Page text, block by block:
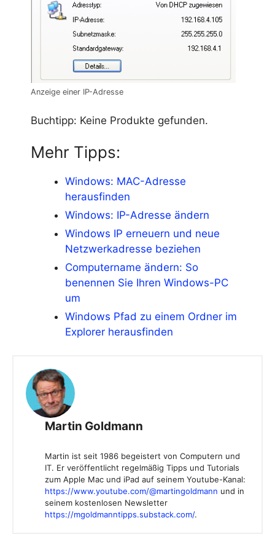
Anzeige einer IP-Adresse
Buchtipp: Keine Produkte gefunden.
Mehr Tipps:
Windows: MAC-Adresse
herausfinden
Windows: IP-Adresse ändern
Windows IP erneuern und neue
Netzwerkadresse beziehen
Computername ändern: So
benennen Sie Ihren Windows-PC
um
Windows Pfad zu einem Ordner im
Explorer herausfinden
Martin Goldmann
Martin ist seit 1986 begeistert von Computern und
IT. Er veröffentlicht regelmäßig Tipps und Tutorials
zum Apple Mac und iPad auf seinem Youtube-Kanal:
https://www.youtube.com/@martingoldmann und in
seinem kostenlosen Newsletter
https://mgoldmanntipps.substack.com/.